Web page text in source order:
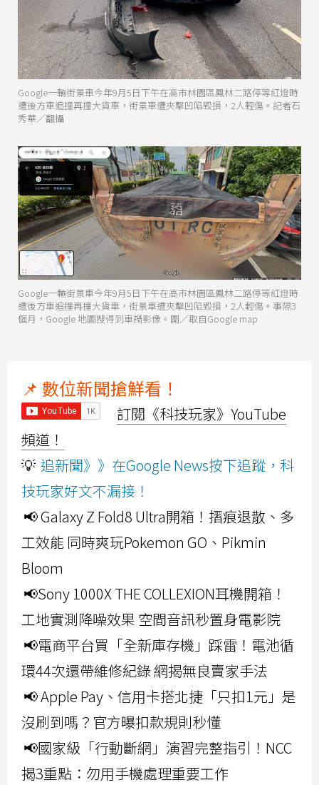
Google一輛街景車今年9月5日下午在高市林園區鳳林二路停等紅燈時
遭後方車追撞再撞大貨車，街景車遭夾擊凹陷毀損，2人輕傷。記者石
秀華／翻攝
Google一輛街景車今年9月5日下午在高市林園區鳳林二路停等紅燈時
遭後方車追撞再撞大貨車，街景車遭夾擊凹陷毀損，2人輕傷。事隔3
個月，Google 地圖搜得到車禍影像。圖／取自Google map
📌 數位新聞搶鮮看！
訂閱《科技玩家》YouTube
頻道！
💡 追新聞》》在Google News按下追蹤，科
技玩家好文不漏接！
📢 Galaxy Z Fold8 Ultra開箱！摺痕退散、多
工效能 同時爽玩Pokemon GO、Pikmin
Bloom
📢Sony 1000X THE COLLEXION耳機開箱！
工地實測降噪效果 空間音訊秒置身電影院
📢電商平台買「全新庫存機」踩雷！電池循
環44次還帶維修紀錄 網揭無良賣家手法
📢 Apple Pay、信用卡搭北捷「只扣1元」是
沒刷到嗎？官方曝扣款規則秒懂
📢國家級「行動斷網」演習完整指引！NCC
揭3重點：勿用手機處理重要工作